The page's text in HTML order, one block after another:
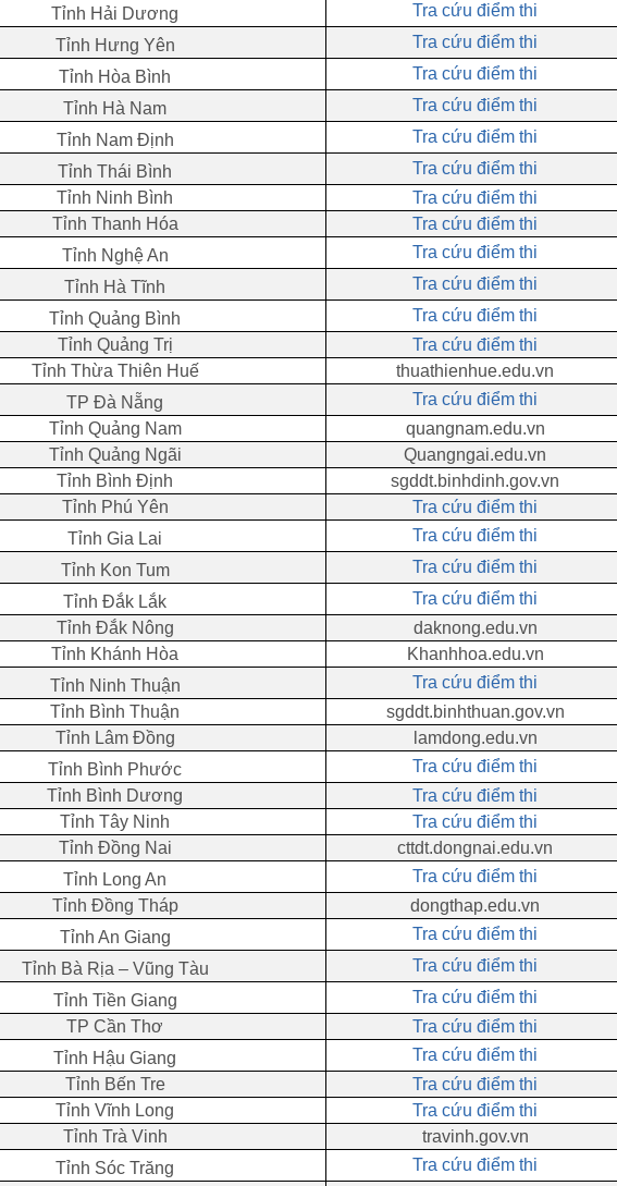
Tỉnh Hải Dương
Tra cứu điểm thi
Tỉnh Hưng Yên
Tra cứu điểm thi
Tỉnh Hòa Bình
Tra cứu điểm thi
Tỉnh Hà Nam
Tra cứu điểm thi
Tỉnh Nam Định
Tra cứu điểm thi
Tỉnh Thái Bình
Tra cứu điểm thi
Tỉnh Ninh Bình
Tra cứu điểm thi
Tỉnh Thanh Hóa
Tra cứu điểm thi
Tỉnh Nghệ An
Tra cứu điểm thi
Tỉnh Hà Tĩnh
Tra cứu điểm thi
Tỉnh Quảng Bình
Tra cứu điểm thi
Tỉnh Quảng Trị
Tra cứu điểm thi
Tỉnh Thừa Thiên Huế
thuathienhue.edu.vn
TP Đà Nẵng
Tra cứu điểm thi
Tỉnh Quảng Nam
quangnam.edu.vn
Tỉnh Quảng Ngãi Quangngai.edu.vn
Tỉnh Bình Định
sgddt.binhdinh.gov.vn
Tỉnh Phú Yên
Tra cứu điểm thi
Tỉnh Gia Lai
Tra cứu điểm thi
Tỉnh Kon Tum
Tra cứu điểm thi
Tỉnh Đắk Lắk
Tra cứu điểm thi
Tỉnh Đắk Nông
daknong.edu.vn
Tỉnh Khánh Hòa Khanhhoa.edu.vn
Tỉnh Ninh Thuận
Tra cứu điểm thi
Tỉnh Bình Thuận
sgddt.binhthuan.gov.vn
Tỉnh Lâm Đồng
lamdong.edu.vn
Tỉnh Bình Phước
Tra cứu điểm thi
Tỉnh Bình Dương
Tra cứu điểm thi
Tỉnh Tây Ninh
Tra cứu điểm thi
Tỉnh Đồng Nai
cttdt.dongnai.edu.vn
Tỉnh Long An
Tra cứu điểm thi
Tỉnh Đồng Tháp
dongthap.edu.vn
Tỉnh An Giang
Tra cứu điểm thi
Tỉnh Bà Rịa – Vũng Tàu
Tra cứu điểm thi
Tỉnh Tiền Giang
Tra cứu điểm thi
TP Cần Thơ
Tra cứu điểm thi
Tỉnh Hậu Giang
Tra cứu điểm thi
Tỉnh Bến Tre
Tra cứu điểm thi
Tỉnh Vĩnh Long
Tra cứu điểm thi
Tỉnh Trà Vinh
travinh.gov.vn
Tỉnh Sóc Trăng
Tra cứu điểm thi